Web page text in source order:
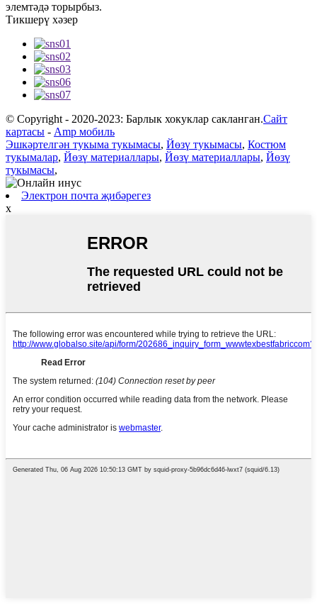
элемтәдә торырбыз.
Тикшерү хәзер
© Copyright - 2020-2023: Барлык хокуклар сакланган.Сайт
картасы - Amp мобиль
Эшкәртелгән тукыма тукымасы, Йөзү тукымасы, Костюм
тукымалар, Йөзү материаллары, Йөзү материаллары, Йөзү
тукымасы,
Электрон почта җибәрегез
x